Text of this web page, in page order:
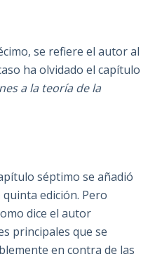
se refiere el autor al
ha olvidado el capítulo
a la teoría de la
séptimo se añadió
edición. Pero
dice el autor
principales que se
en contra de las